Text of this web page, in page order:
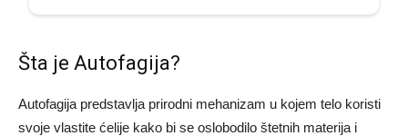
Šta je Autofagija?
Autofagija predstavlja prirodni mehanizam u kojem telo koristi
svoje vlastite ćelije kako bi se oslobodilo štetnih materija i